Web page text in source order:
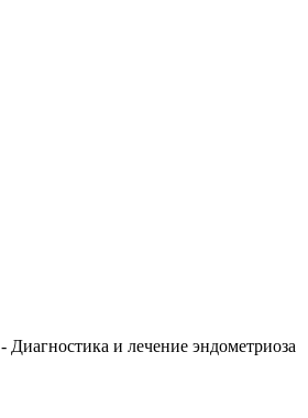
- Диагностика и лечение эндометриоза